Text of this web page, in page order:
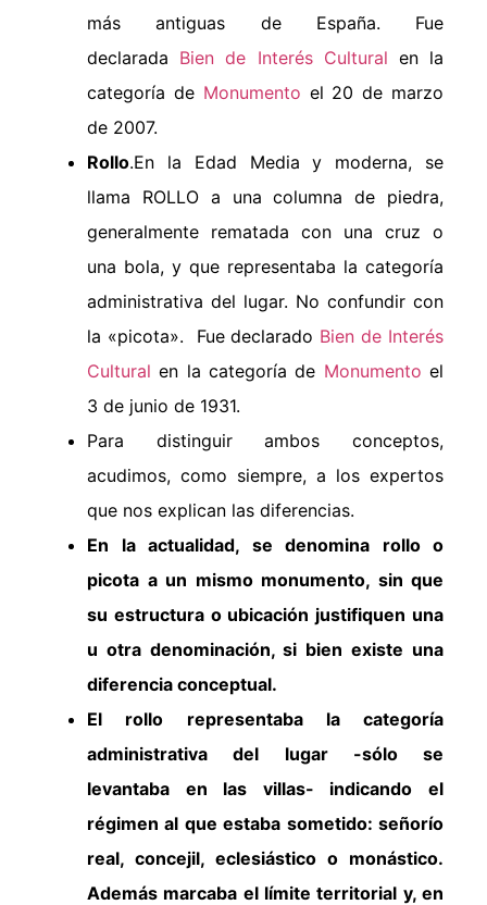
más antiguas de España. Fue
declarada Bien de Interés Cultural en la
categoría de Monumento el 20 de marzo
de 2007.
Rollo.En la Edad Media y moderna, se
llama ROLLO a una columna de piedra,
generalmente rematada con una cruz o
una bola, y que representaba la categoría
administrativa del lugar. No confundir con
la «picota». Fue declarado Bien de Interés
Cultural en la categoría de Monumento el
3 de junio de 1931.
Para distinguir ambos conceptos,
acudimos, como siempre, a los expertos
que nos explican las diferencias.
En la actualidad, se denomina rollo o
picota a un mismo monumento, sin que
su estructura o ubicación justifiquen una
u otra denominación, si bien existe una
diferencia conceptual.
El rollo representaba la categoría
administrativa del lugar -sólo se
levantaba en las villas- indicando el
régimen al que estaba sometido: señorío
real, concejil, eclesiástico o monástico.
Además marcaba el límite territorial y, en